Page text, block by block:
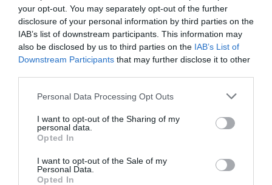
your opt-out. You may separately opt-out of the further
disclosure of your personal information by third parties on the
IAB’s list of downstream participants. This information may
also be disclosed by us to third parties on the IAB’s List of
Downstream Participants that may further disclose it to other
Personal Data Processing Opt Outs
I want to opt-out of the Sharing of my
personal data.
Opted In
I want to opt-out of the Sale of my
Personal Data.
Opted In
historia, de poner la verdadera, de
desmontar la falsificación, es un trabajo
cristiano"
por Hispanidad
DIARIO DE LA CORRUPCIÓN SANCHISTA
Diario de la corrupción sanchista. Hazte
Oír se manifiesta delante de La Mareta:
“Pedro Sánchez es un criminal”